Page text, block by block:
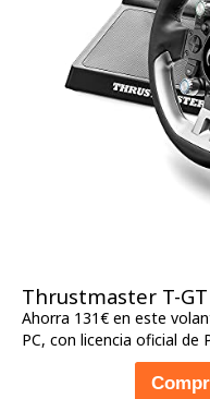
Thrustmaster T-
Ahorra 131€ en este
PC, con licencia oficial de